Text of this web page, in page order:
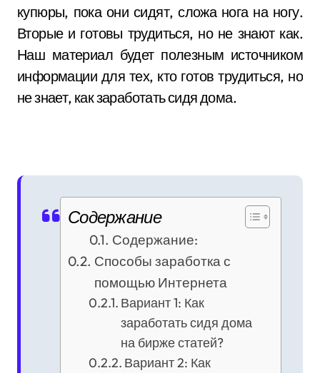
купюры, пока они сидят, сложа нога на ногу.
Вторые и готовы трудиться, но не знают как.
Наш материал будет полезным источником
информации для тех, кто готов трудиться, но
не знает, как заработать сидя дома.
Содержание
Содержание:
Способы заработка с
помощью Интернета
Вариант 1: Как
заработать сидя дома
на бирже статей?
Вариант 2: Как